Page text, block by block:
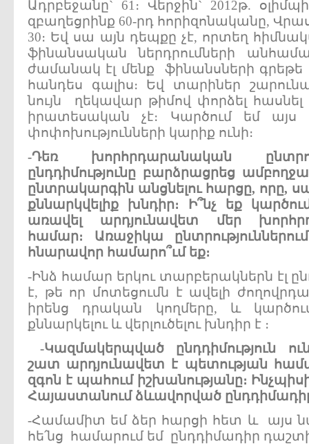
Ադրբեջանը` 61։ Վերջին` 2012թ.
զբաղեցրինք 60-րդ հորիզոնականը,
30։ Եվ սա այն դեպքը չէ, որտեղ
ֆինանսական ներդրումների
ժամանակ էլ մենք ֆինանսների գրեթե
հանդես գալիս։ Եվ տարիներ
նույն ղեկավար թիմով փորձել
իրատեսական չէ։ Կարծում եմ
փոփոխությունների կարիք ունի։
-Դեռ խորհրդարանական
ընդդիմությունը բարձրացրեց
ընտրակարգին անցնելու հարցը, որը,
քննարկվելիք
խնդիր։ Ի՞նչ եք
առավել
արդյունավետ մեր
համար։ Առաջիկա
ընտրություններում
հնարավոր համարո՞ւմ եք։
-Ինձ համար երկու տարբերակներն էլ
է, թե որ մոտեցումն է ավելի
իրենց դրական կողմերը, և
քննարկելու և վերլուծելու խնդիր է ։
-Կազմակերպված ընդդիմություն
շատ արդյունավետ է պետության
զգոն է պահում իշխանությանը։
Հայաստանում ձևավորված
-Համամիտ եմ ձեր հարցի հետ և այս
հե՛նց համարում եմ ընդդիմադիր